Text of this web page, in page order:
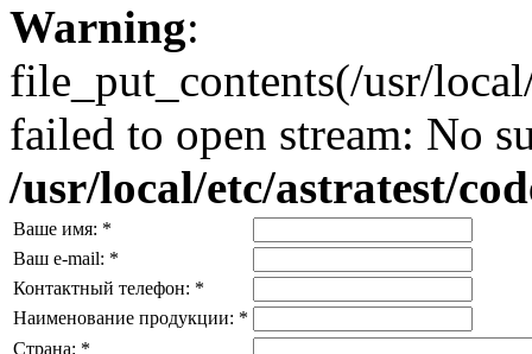
Warning:
file_put_contents(/usr/
failed to open stream: No
/usr/local/etc/astratest/
Ваше имя: *
Ваш e-mail: *
Контактный телефон: *
Наименование продукции: *
Страна: *